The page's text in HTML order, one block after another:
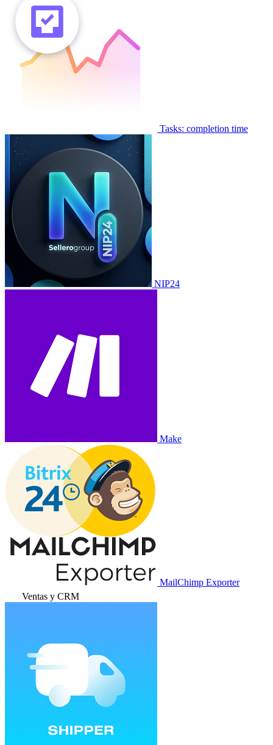
Tasks: completion time
NIP24
Make
MailChimp Exporter
Ventas y CRM